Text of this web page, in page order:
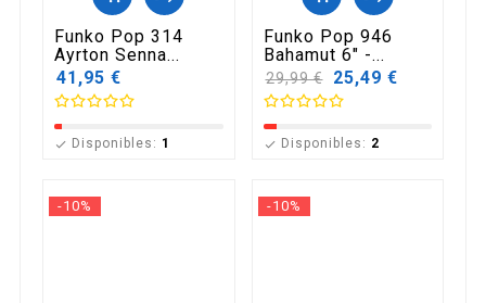
Funko Pop 314
Ayrton Senna...
41,95 €
 Disponibles: 1
Funko Pop 946
Bahamut 6" -...
Precio
base
29,99 € 25,49 €
 Disponibles: 2
-10% -10%